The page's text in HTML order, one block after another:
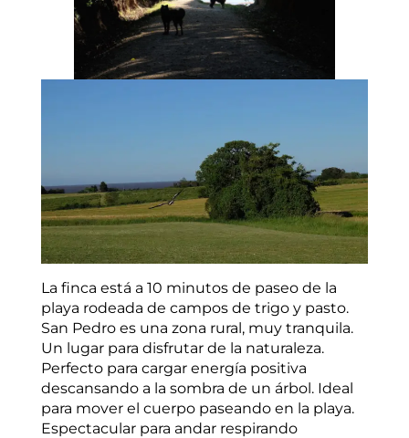
La finca está a 10 minutos de paseo de la
playa rodeada de campos de trigo y pasto.
San Pedro es una zona rural, muy tranquila.
Un lugar para disfrutar de la naturaleza.
Perfecto para cargar energía positiva
descansando a la sombra de un árbol. Ideal
para mover el cuerpo paseando en la playa.
Espectacular para andar respirando